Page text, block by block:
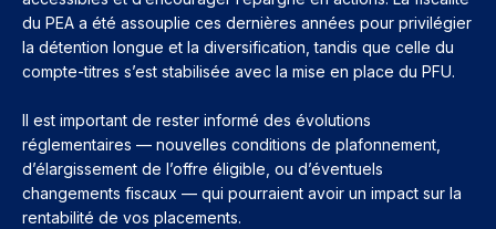
du PEA a été assouplie ces dernières années pour privilégier
la détention longue et la diversification, tandis que celle du
compte-titres s’est stabilisée avec la mise en place du PFU.
Il est important de rester informé des évolutions
réglementaires — nouvelles conditions de plafonnement,
d’élargissement de l’offre éligible, ou d’éventuels
changements fiscaux — qui pourraient avoir un impact sur la
rentabilité de vos placements.